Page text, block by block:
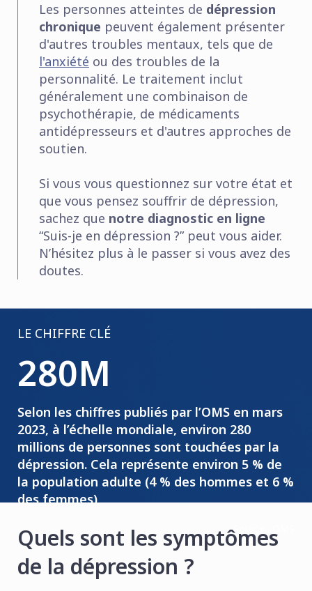
Les personnes atteintes de dépression
chronique peuvent également présenter
d'autres troubles mentaux, tels que de
l'anxiété ou des troubles de la
personnalité. Le traitement inclut
généralement une combinaison de
psychothérapie, de médicaments
antidépresseurs et d'autres approches de
soutien.
Si vous vous questionnez sur votre état et
que vous pensez souffrir de dépression,
sachez que notre diagnostic en ligne
“Suis-je en dépression ?” peut vous aider.
N’hésitez plus à le passer si vous avez des
doutes.
LE CHIFFRE CLÉ
280M
Selon les chiffres publiés par l’OMS en mars
2023, à l’échelle mondiale, environ 280
millions de personnes sont touchées par la
dépression. Cela représente environ 5 % de
la population adulte (4 % des hommes et 6 %
des femmes)
Source : OMS
Quels sont les symptômes
de la dépression ?